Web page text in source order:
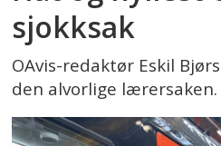
sjokksak
OAvis-redaktør Eskil
den alvorlige lærersaken.